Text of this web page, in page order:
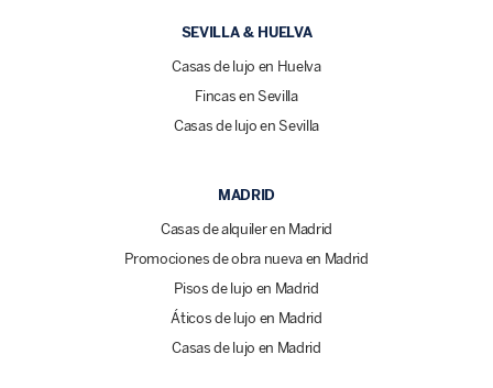
SEVILLA & HUELVA
Casas de lujo en Huelva
Fincas en Sevilla
Casas de lujo en Sevilla
MADRID
Casas de alquiler en Madrid
Promociones de obra nueva en Madrid
Pisos de lujo en Madrid
Áticos de lujo en Madrid
Casas de lujo en Madrid